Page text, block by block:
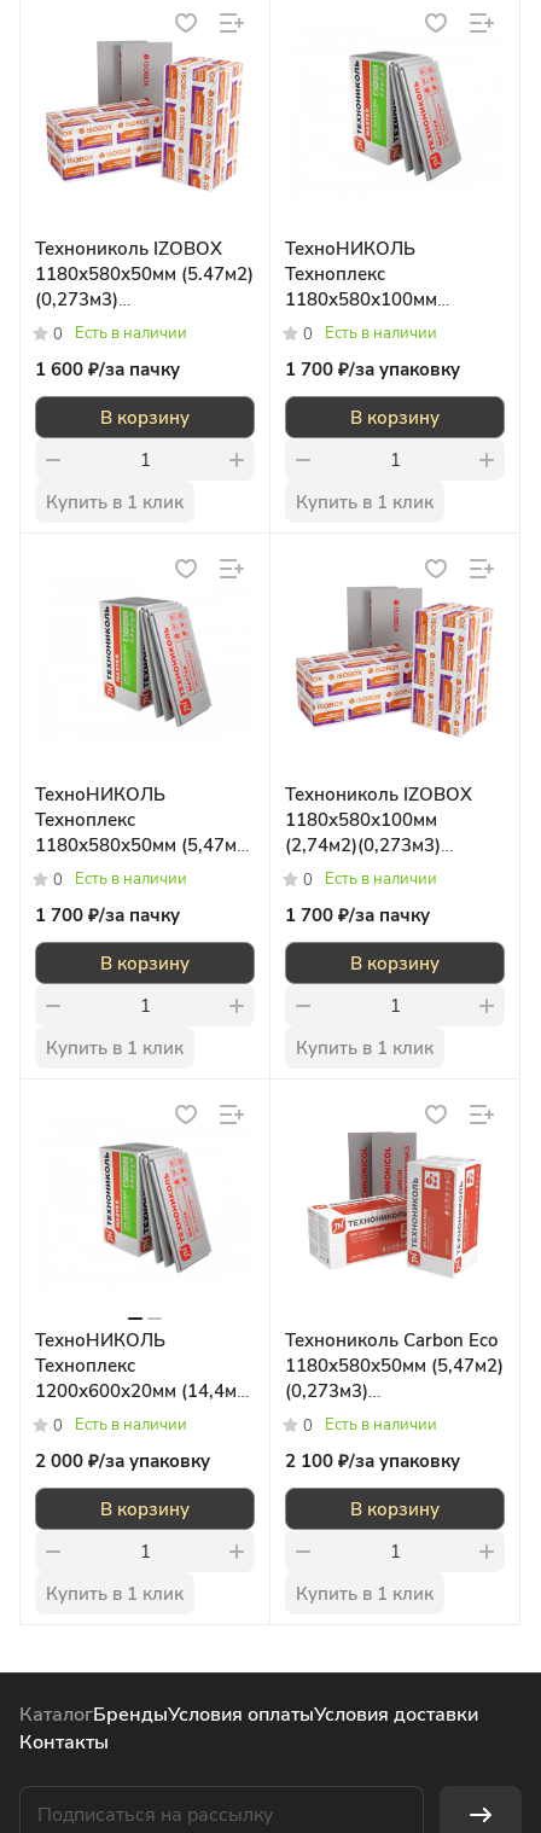
Технониколь IZOBOX
1180х580х50мм (5.47м2)
(0,273м3)
пенополистироль
0 Есть в наличии
1 600 ₽/за пачку
В корзину
Купить в 1 клик
ТехноНИКОЛЬ
Техноплекс
1180х580х100мм
(2,74м2) (0,273м3)
0 Есть в наличии
1 700 ₽/за упаковку
В корзину
Купить в 1 клик
ТехноНИКОЛЬ
Техноплекс
1180х580х50мм (5,47м2)
(0,273м3)
0 Есть в наличии
1 700 ₽/за пачку
В корзину
Купить в 1 клик
Технониколь IZOBOX
1180х580х100мм
(2,74м2)(0,273м3)
пенополистироль
0 Есть в наличии
1 700 ₽/за пачку
В корзину
Купить в 1 клик
ТехноНИКОЛЬ
Техноплекс
1200х600х20мм (14,4м2)
(0,288м3)
0 Есть в наличии
2 000 ₽/за упаковку
В корзину
Купить в 1 клик
Технониколь Carbon Eco
1180х580х50мм (5,47м2)
(0,273м3)
Пенополистирол
0 Есть в наличии
2 100 ₽/за упаковку
В корзину
Купить в 1 клик
КаталогБрендыУсловия оплатыУсловия доставки
Контакты